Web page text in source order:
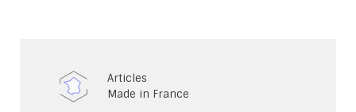
Articles
Made in France